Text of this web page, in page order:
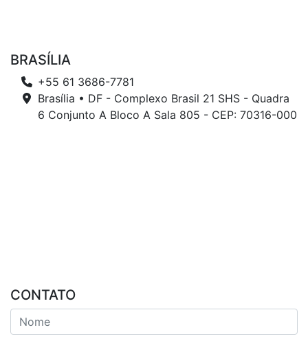
BRASÍLIA
+55 61 3686-7781
Brasília • DF - Complexo Brasil 21 SHS - Quadra
6 Conjunto A Bloco A Sala 805 - CEP: 70316-000
CONTATO